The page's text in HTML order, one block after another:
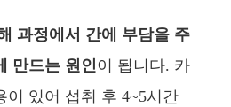
과정에서 간에 부담을 주
만드는 원인이 됩니다. 카
이 있어 섭취 후 4~5시간